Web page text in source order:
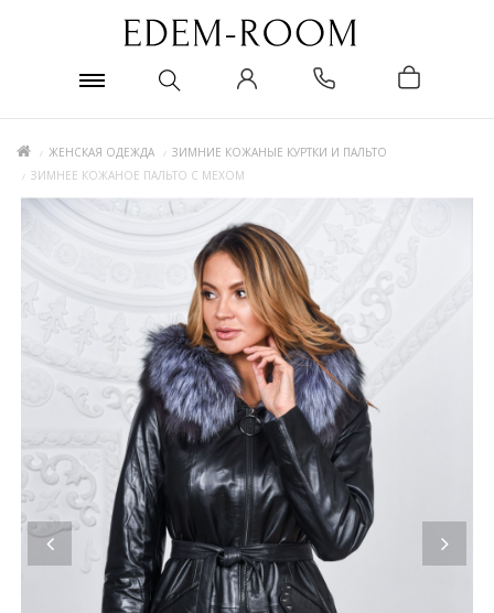
ЖЕНСКАЯ ОДЕЖДА
ЗИМНИЕ КОЖАНЫЕ КУРТКИ И ПАЛЬТО
ЗИМНЕЕ КОЖАНОЕ ПАЛЬТО С МЕХОМ